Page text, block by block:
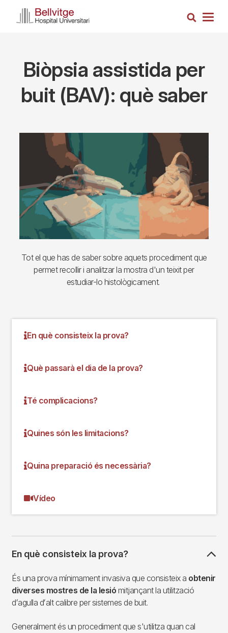
Search
Biòpsia assistida per
buit (BAV): què saber
Tot el que has de saber sobre aquets procediment que
permet recollir i analitzar la mostra d'un teixit per
estudiar-lo histològicament.
En què consisteix la prova?
Què passarà el dia de la prova?
Té complicacions?
Quines són les limitacions?
Quina preparació és necessària?
Vídeo
En què consisteix la prova?
És una prova mínimament invasiva que consisteix a obtenir
diverses mostres de la lesió mitjançant la utilització
dʻagulla dʻalt calibre per sistemes de buit.
Generalment és un procediment que s'utilitza quan cal